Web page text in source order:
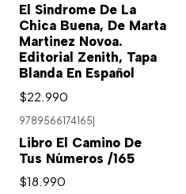
El Sindrome De La
Chica Buena, De Marta
Martinez Novoa.
Editorial Zenith, Tapa
Blanda En Español
$22.990
9789566174165|
Libro El Camino De
Tus Números /165
$18.990